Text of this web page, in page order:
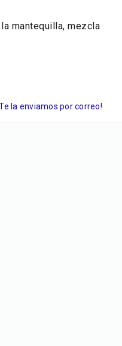
mantequilla, mezcla
la enviamos por correo!